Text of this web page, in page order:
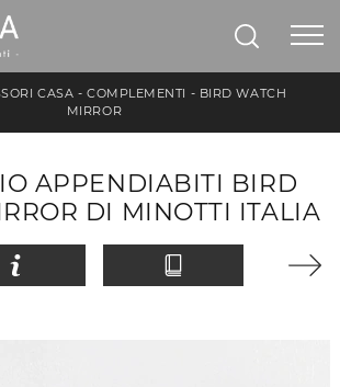
CASA - COMPLEMENTI - BIRD WATCH
MIRROR
APPENDIABITI BIRD
DI MINOTTI ITALIA